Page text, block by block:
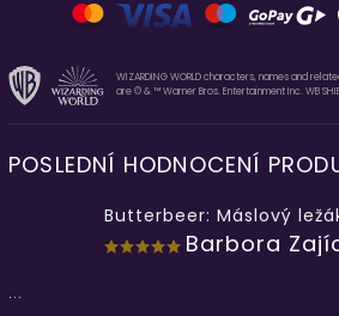
WIZARDING WORLD characters, names and
are © & ™ Warner Bros. Entertainment Inc. WB
POSLEDNÍ HODNOCENÍ
Butterbeer: Máslový
Barbora
...